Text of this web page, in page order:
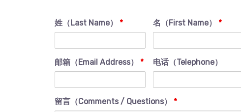
姓（Last Name） * 名（First Name） *
邮箱（Email Address） * 电话（Telephone）
留言（Comments / Questions） *